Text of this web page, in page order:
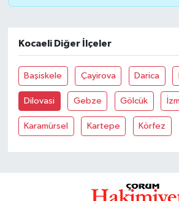
Kocaeli Diğer İlçeler
Başiskele Çayirova Darica
Dilovasi Gebze Gölcük
Karamürsel Kartepe Körfez